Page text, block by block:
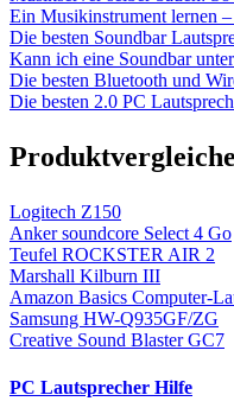
Ein Musikinstrument lernen –
Die besten Soundbar
Kann ich eine Soundbar
Die besten Bluetooth und
Die besten 2.0 PC
Produktvergleiche
Logitech Z150
Anker soundcore Select 4 Go
Teufel ROCKSTER AIR 2
Marshall Kilburn III
Amazon Basics Computer-
Samsung HW-Q935GF/ZG
Creative Sound Blaster GC7
PC Lautsprecher Hilfe